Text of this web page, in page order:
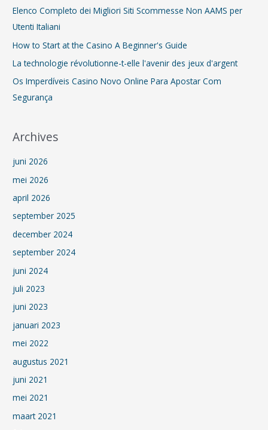
n
a
Elenco Completo dei Migliori Siti Scommesse Non AAMS per
Utenti Italiani
How to Start at the Casino A Beginner's Guide
La technologie révolutionne-t-elle l'avenir des jeux d'argent
Os Imperdíveis Casino Novo Online Para Apostar Com
Segurança
Archives
juni 2026
mei 2026
april 2026
september 2025
december 2024
september 2024
juni 2024
juli 2023
juni 2023
januari 2023
mei 2022
augustus 2021
juni 2021
mei 2021
maart 2021